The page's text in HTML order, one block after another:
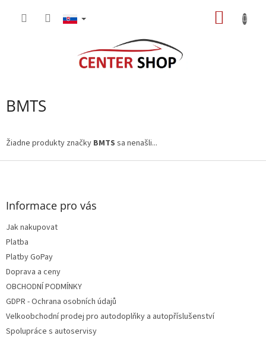
BMTS
Žiadne produkty značky BMTS sa nenašli...
Z
Informace pro vás
Jak nakupovat
Platba
Platby GoPay
Doprava a ceny
OBCHODNÍ PODMÍNKY
GDPR - Ochrana osobních údajů
Velkoobchodní prodej pro autodoplňky a autopříslušenství
Spolupráce s autoservisy